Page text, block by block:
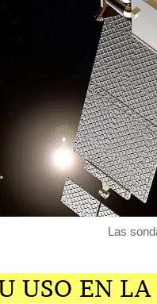
Las
USO EN